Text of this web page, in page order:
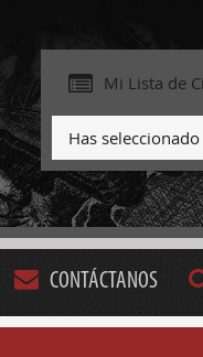
Mi Lista de
Has seleccionado
CONTÁCTANOS